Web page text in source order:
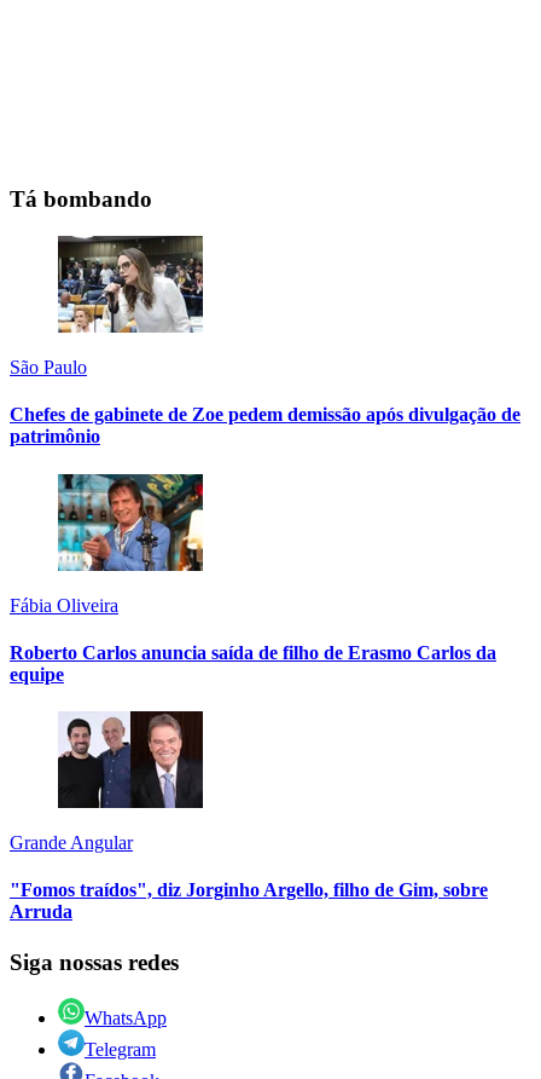
Tá bombando
São Paulo
Chefes de gabinete de Zoe pedem demissão após divulgação de
patrimônio
Fábia Oliveira
Roberto Carlos anuncia saída de filho de Erasmo Carlos da
equipe
Grande Angular
"Fomos traídos", diz Jorginho Argello, filho de Gim, sobre
Arruda
Siga nossas redes
WhatsApp
Telegram